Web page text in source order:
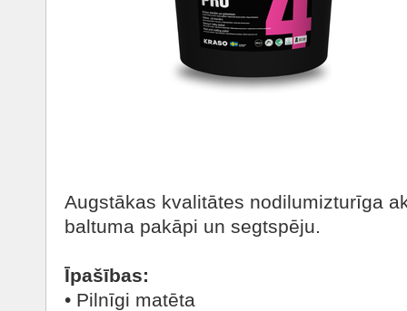
Augstākas kvalitātes nodilumizturīga
baltuma pakāpi un segtspēju.
Īpašības:
• Pilnīgi matēta